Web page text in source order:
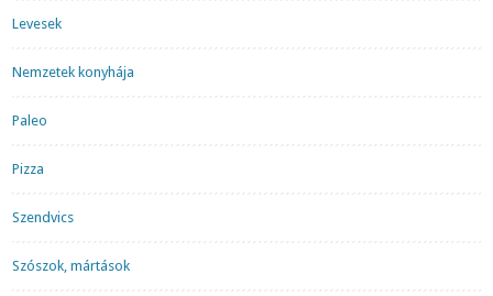
Levesek
Nemzetek konyhája
Paleo
Pizza
Szendvics
Szószok, mártások